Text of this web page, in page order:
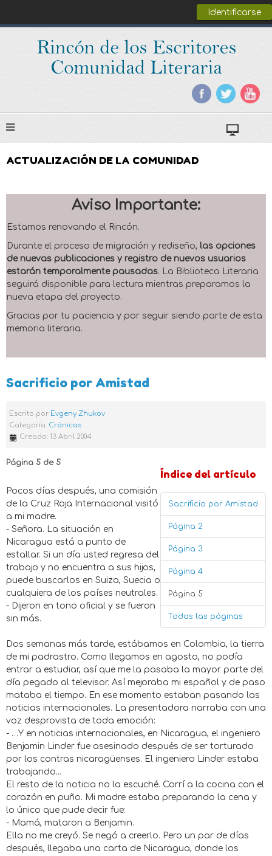
Identificarse
ACTUALIZACIÓN DE LA COMUNIDAD
Aviso Importante:
Estamos renovando el Rincón.
Durante el proceso de migración y rediseño, las opciones
de nuevas publicaciones y registro de nuevos usuarios
estarán temporalmente pausadas. La Biblioteca Literaria
seguirá disponible para lectura mientras preparamos la
nueva etapa del proyecto.
Gracias por tu paciencia y por seguir siendo parte de esta
memoria literaria.
Sacrificio por Amistad
Escrito por Evgeny Zhukov
Categoría: Crónicas
Creado: 13 Abril 2004
Índice del artículo
Sacrificio por Amistad
Página 2
Página 3
Página 4
Página 5
Todas las páginas
Página 5 de 5
Pocos días después, una comisión
de la Cruz Roja Internacional visitó
a mi madre.
- Señora. La situación en
Nicaragua está a punto de
estallar. Si un día usted regresa del
trabajo y no encuentra a sus hijos,
puede buscarlos en Suiza, Suecia o
cualquiera de los países neutrales.
- Dijeron en tono oficial y se fueron
sin más.
Dos semanas más tarde, estábamos en Colombia, la tierra
de mi padrastro. Como llegamos en agosto, no podía
entrar a estudiar, así que me la pasaba la mayor parte del
día pegado al televisor. Así mejoraba mi español y de paso
mataba el tiempo. En ese momento estaban pasando las
noticias internacionales. La presentadora narraba con una
voz desprovista de toda emoción:
- …Y en noticias internacionales, en Nicaragua, el ingeniero
Benjamin Linder fue asesinado después de ser torturado
por los contras nicaragüenses. El ingeniero Linder estaba
trabajando...
El resto de la noticia no la escuché. Corrí a la cocina con el
corazón en puño. Mi madre estaba preparando la cena y
lo único que pude decir fue:
- Mamá, mataron a Benjamin.
Ella no me creyó. Se negó a creerlo. Pero un par de días
después, llegaba una carta de Nicaragua, donde los